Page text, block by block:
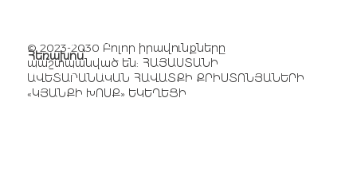
​© 2023-2030 Բոլոր իրավունքները
պաշտպանված են: ՀԱՅԱՍՏԱՆԻ
ԱՎԵՏԱՐԱՆԱԿԱՆ ՀԱՎԱՏՔԻ ՔՐԻՍՏՈՆՅԱՆԵՐԻ
«ԿՅԱՆՔԻ ԽՈՍՔ» ԵԿԵՂԵՑԻ
church@wolarm.org
Հեռախոս՝
+374 41 277 741